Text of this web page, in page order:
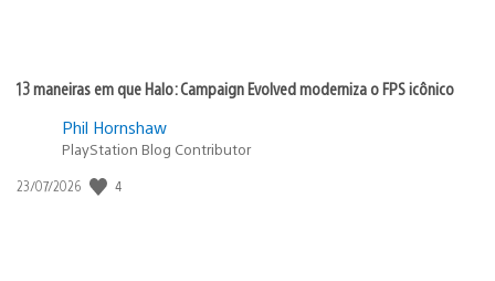
13 maneiras em que Halo: Campaign Evolved moderniza o FPS icônico
Phil Hornshaw
PlayStation Blog Contributor
Data
23/07/2026 4